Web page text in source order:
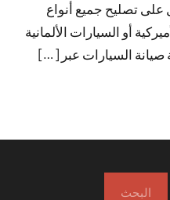
تعليقات
على تصليح جميع أنواع
أو السيارات الألمانية
صيانة السيارات عبر […]
البحث